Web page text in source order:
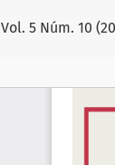
Volver a los
Vol. 5 Núm. 10